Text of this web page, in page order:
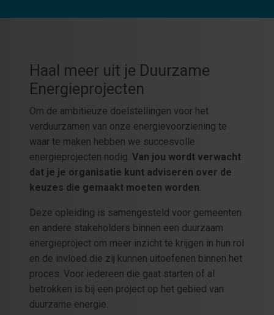
Haal meer uit je Duurzame
Energieprojecten
Om de ambitieuze doelstellingen voor het
verduurzamen van onze energievoorziening te
waar te maken hebben we succesvolle
energieprojecten nodig. Van jou wordt verwacht
dat je je organisatie kunt adviseren over de
keuzes die gemaakt moeten worden
Deze opleiding is samengesteld voor gemeenten
en andere stakeholders binnen een duurzaam
energieproject om meer inzicht te krijgen in hun rol
en de invloed die zij kunnen uitoefenen binnen het
proces. Voor iedereen die gaat starten of al
betrokken is bij een project op het gebied van
duurzame energie.